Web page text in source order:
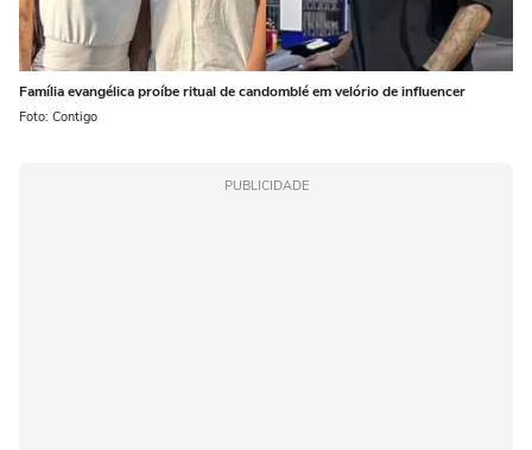
Família evangélica proíbe ritual de candomblé em velório de influencer
Foto: Contigo
PUBLICIDADE